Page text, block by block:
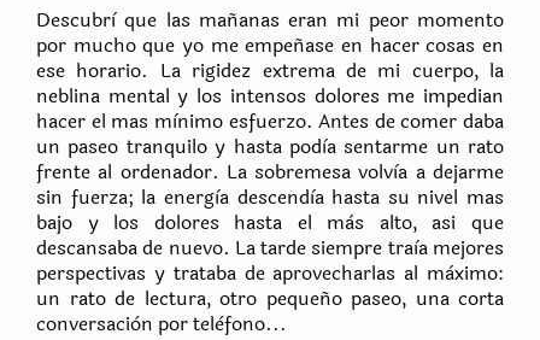
Descubrì que las mañanas eran mi peor momento
por mucho que yo me empeñase en hacer cosas en
ese horario. La rigidez extrema de mi cuerpo, la
neblina mental y los intensos dolores me impedian
hacer el mas mìnimo esfuerzo. Antes de comer daba
un paseo tranquilo y hasta podìa sentarme un rato
frente al ordenador. La sobremesa volvìa a dejarme
sin fuerza; la energìa descendìa hasta su nivel mas
bajo y los dolores hasta el màs alto, asi que
descansaba de nuevo. La tarde siempre traìa mejores
perspectivas y trataba de aprovecharlas al màximo:
un rato de lectura, otro pequeño paseo, una corta
conversaciòn por telèfono...